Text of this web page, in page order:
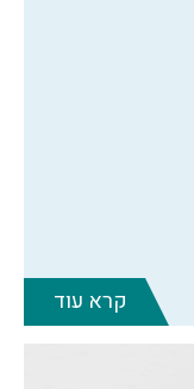
קרא עוד